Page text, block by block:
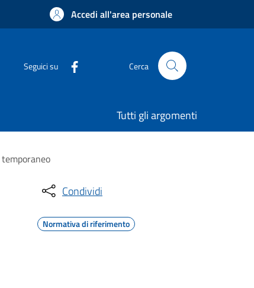
Accedi all'area personale
Seguici su Cerca
Tutti gli argomenti
Condividi
Normativa di riferimento